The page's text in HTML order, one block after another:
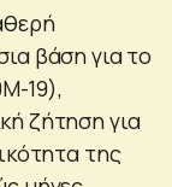
βάση για το
19),
ζήτηση για
της